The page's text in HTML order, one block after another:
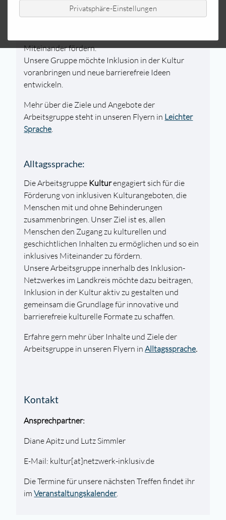
Privatsphäre-Einstellungen
mit und ohne Behinderungen sollen dabei
Miteinander fördern.
Unsere Gruppe möchte Inklusion in der Kultur
voranbringen und neue barrierefreie Ideen
entwickeln.
Mehr über die Ziele und Angebote der
Arbeitsgruppe steht in unseren Flyern in Leichter
Sprache.
Alltagssprache:
Die Arbeitsgruppe Kulturengagiert sich für die
Förderung von inklusiven Kulturangeboten, die
Menschen mit und ohne Behinderungen
zusammenbringen. Unser Ziel ist es, allen
Menschen den Zugang zu kulturellen und
geschichtlichen Inhalten zu ermöglichen und so ein
inklusives Miteinander zu fördern.
Unsere Arbeitsgruppe innerhalb des Inklusion-
Netzwerkes im Landkreis möchte dazu beitragen,
Inklusion in der Kultur aktiv zu gestalten und
gemeinsam die Grundlage für innovative und
barrierefreie kulturelle Formate zu schaffen.
Erfahre gern mehr über Inhalte und Ziele der
Arbeitsgruppe in unseren Flyern inAlltagssprache.
Kontakt
Ansprechpartner:
Diane Apitz und Lutz Simmler
E-Mail: kultur[at]netzwerk-inklusiv.de
Die Termine für unsere nächsten Treffen findet ihr
imVeranstaltungskalender.